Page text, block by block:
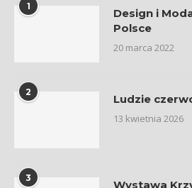
1
Design i
Polsce
20 marca 2022
2 Ludzie
13 kwietnia 2026
3
Wystawa